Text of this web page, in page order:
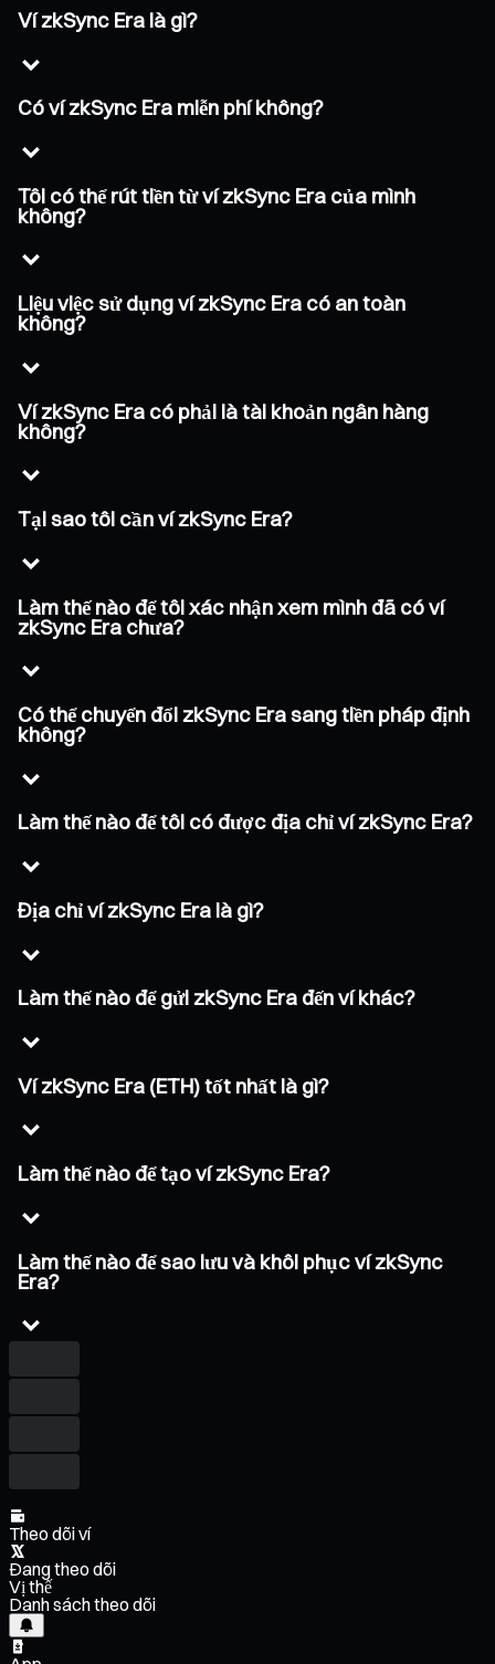
Ví zkSync Era là gì?
Có ví zkSync Era miễn phí không?
Tôi có thể rút tiền từ ví zkSync Era của mình
không?
Liệu việc sử dụng ví zkSync Era có an toàn
không?
Ví zkSync Era có phải là tài khoản ngân hàng
không?
Tại sao tôi cần ví zkSync Era?
Làm thế nào để tôi xác nhận xem mình đã có ví
zkSync Era chưa?
Có thể chuyển đổi zkSync Era sang tiền pháp định
không?
Làm thế nào để tôi có được địa chỉ ví zkSync Era?
Địa chỉ ví zkSync Era là gì?
Làm thế nào để gửi zkSync Era đến ví khác?
Ví zkSync Era (ETH) tốt nhất là gì?
Làm thế nào để tạo ví zkSync Era?
Làm thế nào để sao lưu và khôi phục ví zkSync
Era?
Theo dõi ví
Đang theo dõi
Vị thế
Danh sách theo dõi